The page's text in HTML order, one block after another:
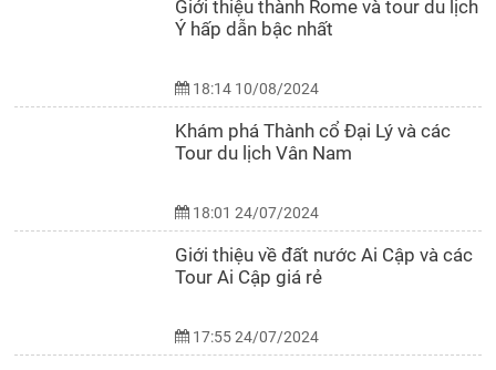
Giới thiệu thành Rome và tour du lịch
Ý hấp dẫn bậc nhất
18:14 10/08/2024
Khám phá Thành cổ Đại Lý và các
Tour du lịch Vân Nam
18:01 24/07/2024
Giới thiệu về đất nước Ai Cập và các
Tour Ai Cập giá rẻ
17:55 24/07/2024